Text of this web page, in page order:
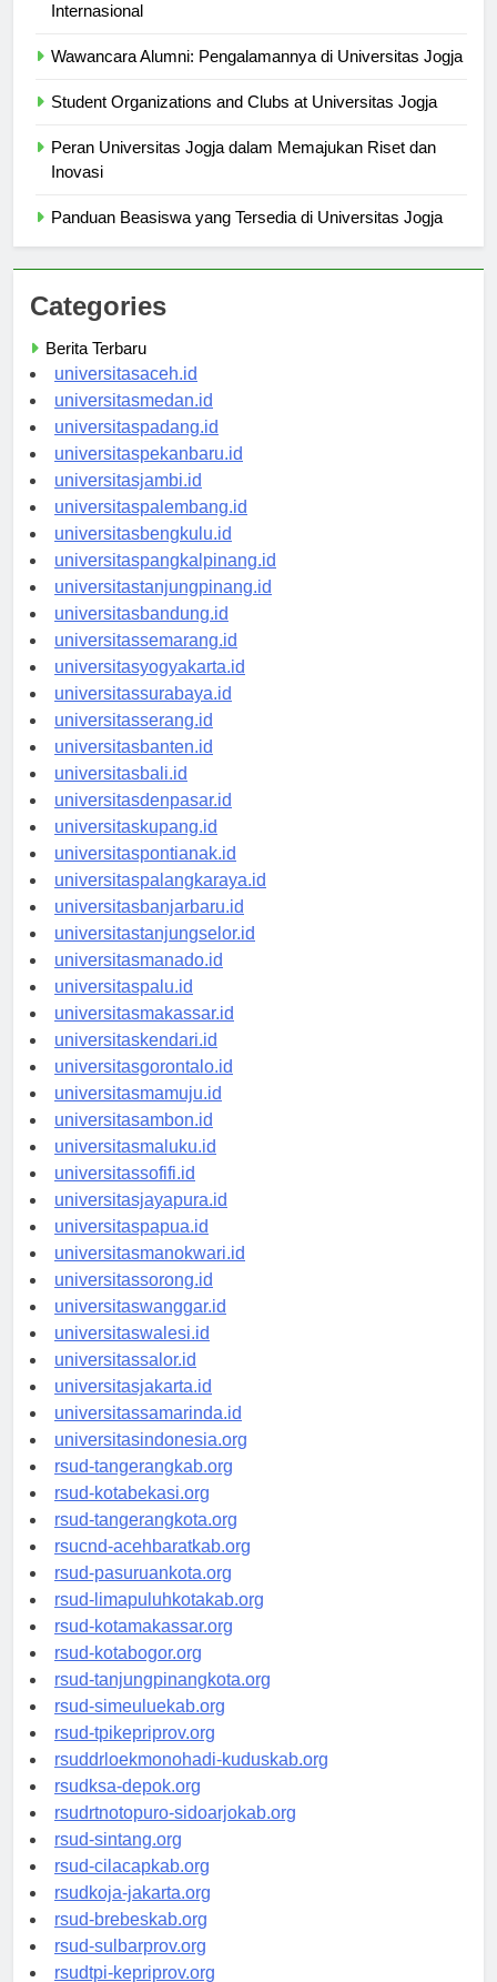
Mengapa Universitas Jogja Menjadi Hub Mahasiswa
Peran Universitas Jogja dalam Memajukan Riset dan
Categories
Berita Terbaru
universitasaceh.id
universitasmedan.id
universitaspadang.id
universitaspekanbaru.id
universitasjambi.id
universitaspalembang.id
universitasbengkulu.id
universitaspangkalpinang.id
universitastanjungpinang.id
universitasbandung.id
universitassemarang.id
universitasyogyakarta.id
universitassurabaya.id
universitasserang.id
universitasbanten.id
universitasbali.id
universitasdenpasar.id
universitaskupang.id
universitaspontianak.id
universitaspalangkaraya.id
universitasbanjarbaru.id
universitastanjungselor.id
universitasmanado.id
universitaspalu.id
universitasmakassar.id
universitaskendari.id
universitasgorontalo.id
universitasmamuju.id
universitasambon.id
universitasmaluku.id
universitassofifi.id
universitasjayapura.id
universitaspapua.id
universitasmanokwari.id
universitassorong.id
universitaswanggar.id
universitaswalesi.id
universitassalor.id
universitasjakarta.id
universitassamarinda.id
universitasindonesia.org
rsud-tangerangkab.org
rsud-kotabekasi.org
rsud-tangerangkota.org
rsucnd-acehbaratkab.org
rsud-pasuruankota.org
rsud-limapuluhkotakab.org
rsud-kotamakassar.org
rsud-kotabogor.org
rsud-tanjungpinangkota.org
rsud-simeuluekab.org
rsud-tpikepriprov.org
rsuddrloekmonohadi-kuduskab.org
rsudksa-depok.org
rsudrtnotopuro-sidoarjokab.org
rsud-sintang.org
rsud-cilacapkab.org
rsudkoja-jakarta.org
rsud-brebeskab.org
rsud-sulbarprov.org